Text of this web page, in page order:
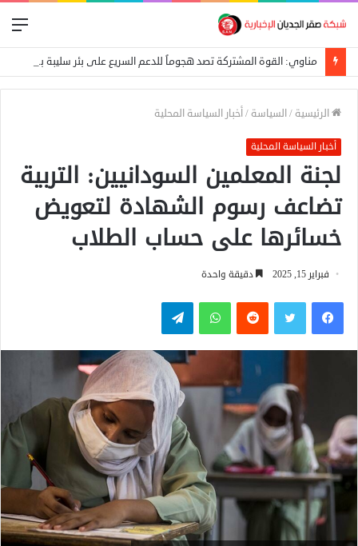
مناوي: القوة المشتركة تصد هجوماً للدعم السريع على بئر سليبة بغرب دارفور
الرئيسية /السياسة /أخبار السياسة المحلية
أخبار السياسة المحلية
لجنة المعلمين السودانيين: التربية
تضاعف رسوم الشهادة لتعويض
خسائرها على حساب الطلاب
فبراير 15, 2025 دقيقة واحدة
فيسبوكتويتر واتساب تيلقرام